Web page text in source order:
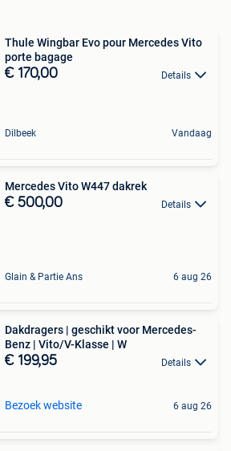
Thule Wingbar Evo pour Mercedes Vito
porte bagage
€ 170,00 Details
Dilbeek Vandaag
Mercedes Vito W447 dakrek
€ 500,00 Details
Glain & Partie Ans 6 aug 26
Dakdragers | geschikt voor Mercedes-
Benz | Vito/V-Klasse | W
€ 199,95 Details
Bezoek website 6 aug 26